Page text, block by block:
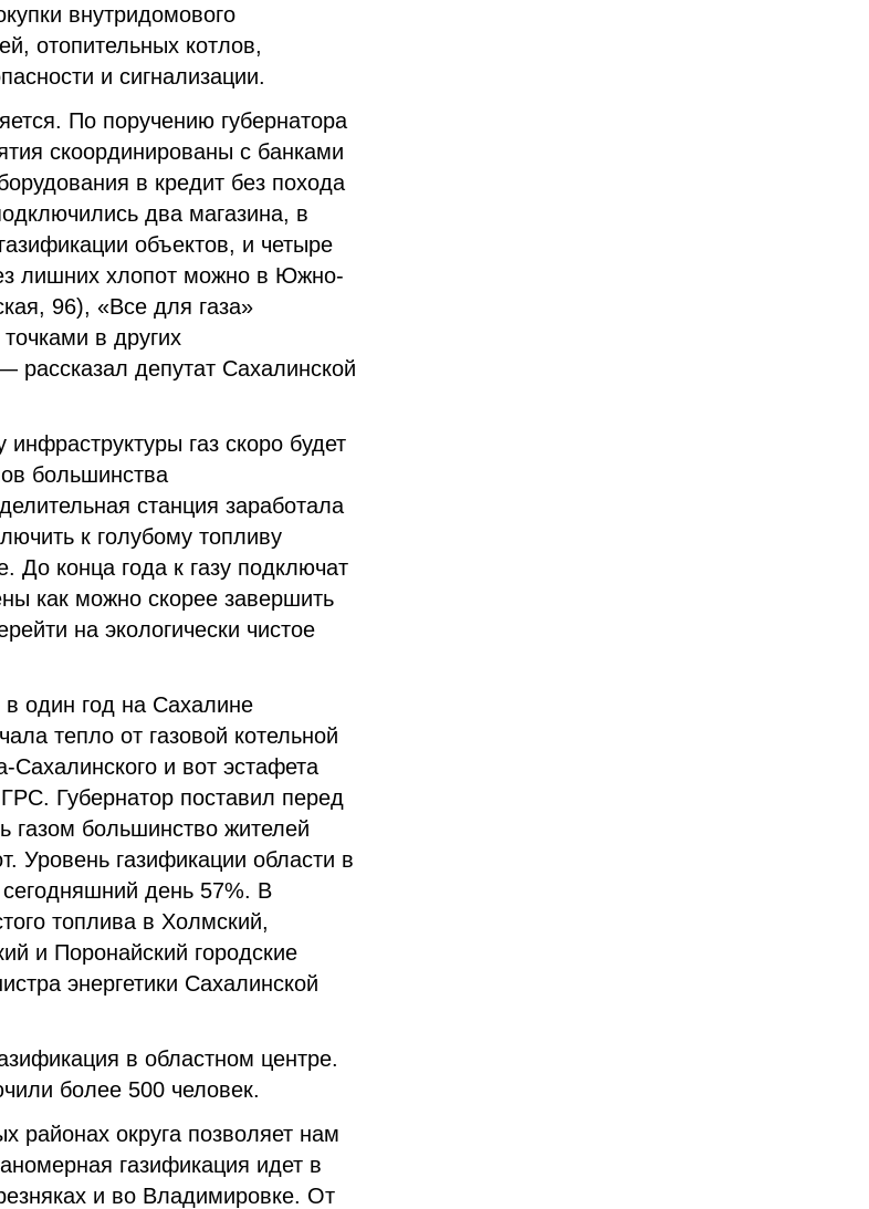
внутридомового
отопительных котлов,
и сигнализации.
По поручению губернатора
скоординированы с банками
в кредит без похода
два магазина, в
объектов, и четыре
лишних хлопот можно в Южно-
96), «Все для газа»
в других
рассказал депутат Сахалинской
газ скоро будет
большинства
станция заработала
к голубому топливу
До конца года к газу подключат
как можно скорее завершить
на экологически чистое
в один год на Сахалине
тепло от газовой котельной
и вот эстафета
Губернатор поставил перед
газом большинство жителей
Уровень газификации области в
день 57%. В
топлива в Холмский,
и Поронайский городские
энергетики Сахалинской
в областном центре.
более 500 человек.
районах округа позволяет нам
газификация идет в
и во Владимировке. От